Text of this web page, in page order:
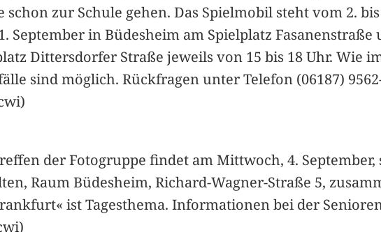
zur Schule gehen. Das Spielmobil steht vom 2.
September in Büdesheim am Spielplatz
Dittersdorfer Straße jeweils von 15 bis 18 Uhr. Wie
sind möglich. Rückfragen unter Telefon (06187)
der Fotogruppe findet am Mittwoch, 4.
Raum Büdesheim, Richard-Wagner-Straße 5,
ist Tagesthema. Informationen bei der